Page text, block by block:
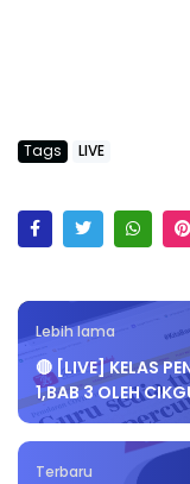
Tags LIVE
Lebih lama
🔴 [LIVE] KELAS
1,BAB 3 OLEH
Terbaru